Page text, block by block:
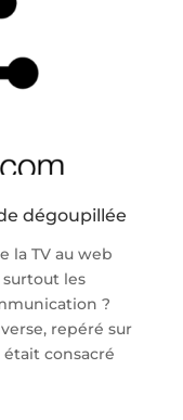
dégoupillée
la TV au web
les
?
repéré sur
consacré